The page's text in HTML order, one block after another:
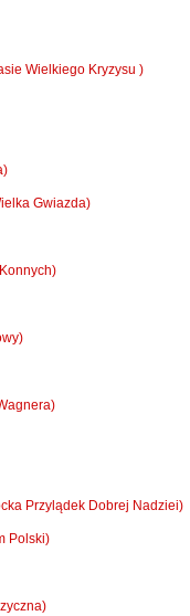
Wielkiego Kryzysu )
Gwiazda)
Przylądek Dobrej Nadziei)
Polski)